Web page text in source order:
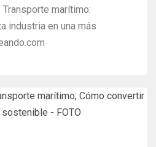
marítimo:
industria en una más